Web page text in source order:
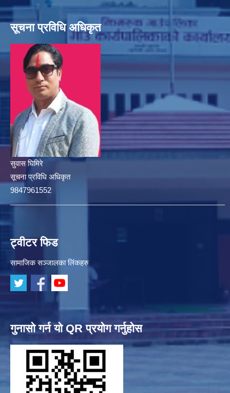
सूचना प्रविधि अधिकृत
सुवास घिमिरे
सूचना प्रविधि अधिकृत
9847961552
ट्वीटर फिड
सामाजिक सञ्जालका लिंकहरु
गुनासो गर्न यो QR प्रयोग गर्नुहोस